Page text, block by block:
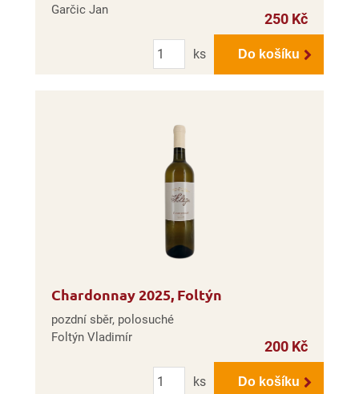
Garčic Jan
250 Kč
Počet
ks
Do košíku
Chardonnay 2025, Foltýn
pozdní sběr, polosuché
Foltýn Vladimír
200 Kč
Počet
ks
Do košíku